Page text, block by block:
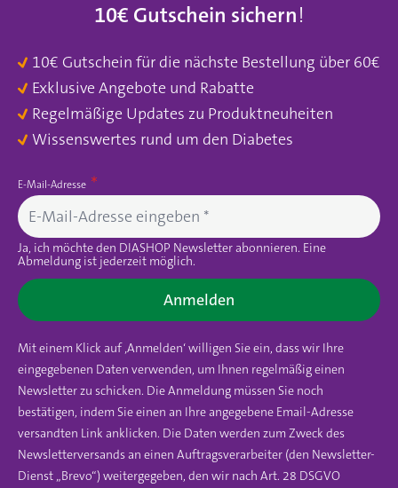
10€ Gutschein sichern!
10€ Gutschein für die nächste Bestellung über 60€
Exklusive Angebote und Rabatte
Regelmäßige Updates zu Produktneuheiten
Wissenswertes rund um den Diabetes
E-Mail-Adresse
Ja, ich möchte den DIASHOP Newsletter abonnieren. Eine
Abmeldung ist jederzeit möglich.
Anmelden
Mit einem Klick auf ‚Anmelden‘ willigen Sie ein, dass wir Ihre
eingegebenen Daten verwenden, um Ihnen regelmäßig einen
Newsletter zu schicken. Die Anmeldung müssen Sie noch
bestätigen, indem Sie einen an Ihre angegebene Email-Adresse
versandten Link anklicken. Die Daten werden zum Zweck des
Newsletterversands an einen Auftragsverarbeiter (den Newsletter-
Dienst „Brevo“) weitergegeben, den wir nach Art. 28 DSGVO